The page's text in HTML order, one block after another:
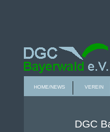
HOME/NEWS VEREIN
DGC